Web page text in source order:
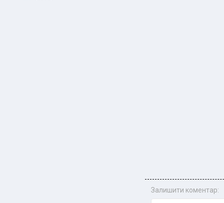
Залишити коментар: